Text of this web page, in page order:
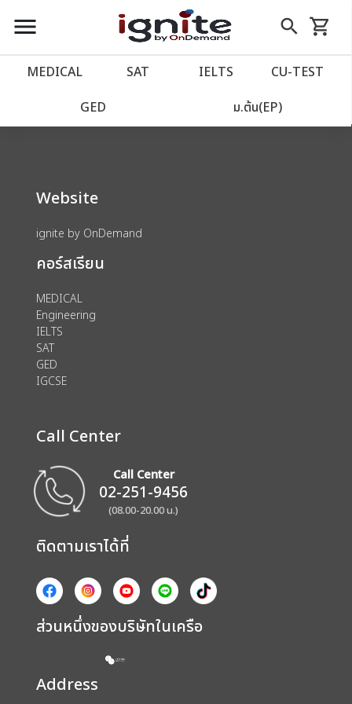
close
account_balance หน้าแรก
เว็บไซต์อิกไนท์
import_contacts วางแผนการเรียน
account_circle เข้าสู่ระบบ
assignment ลงทะเบียน
menu search
Skip
to
shopping_cart
รถเข็น
MEDICAL SAT IELTS CU‑TEST
GED ม.ต้น(EP)
We could not find anything for 80000179
Website
ignite by OnDemand
คอร์สเรียน
MEDICAL
Engineering
IELTS
SAT
GED
IGCSE
Call Center
Call Center
02-251-9456
(08.00-20.00 น.)
ติดตามเราได้ที่
ส่วนหนึ่งของบริษัทในเครือ
Address